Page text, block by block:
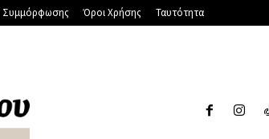
Όροι Χρήσης Ταυτότητα